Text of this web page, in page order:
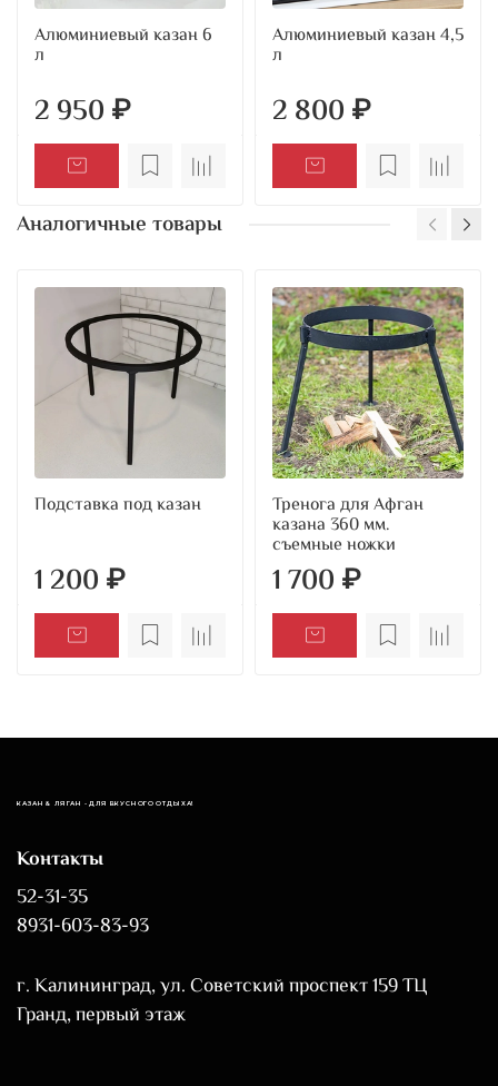
Алюминиевый казан 6
л
2 950 ₽
Алюминиевый казан 4,5
л
2 800 ₽
Аналогичные товары
Подставка под казан
1 200 ₽
Тренога для Афган
казана 360 мм.
съемные ножки
1 700 ₽
КАЗАН & ЛЯГАН - ДЛЯ ВКУСНОГО ОТДЫХА!
Контакты
52-31-35
8931-603-83-93
г. Калининград, ул. Советский проспект 159 ТЦ
Гранд, первый этаж